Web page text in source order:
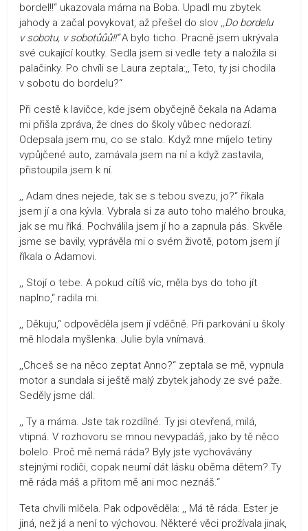
bordel!!“ ukazovala máma na Boba. Upadl mu zbytek
jahody a začal povykovat, až přešel do slov ,,Do bordelu
v sobotu, v sobotůůů!!“A bylo ticho. Pracně jsem ukrývala
své cukající koutky. Sedla jsem si vedle tety a naložila si
palačinky. Po chvíli se Laura zeptala:,, Teto, ty jsi chodila
v sobotu do bordelu?“
Při cestě k lavičce, kde jsem obyčejně čekala na Adama
mi přišla zpráva, že dnes do školy vůbec nedorazí.
Odepsala jsem mu, co se stalo. Když mne míjelo tetiny
vypůjčené auto, zamávala jsem na ní a když zastavila,
přistoupila jsem k ní.
,, Adam dnes nejede, tak se s tebou svezu, jo?“ říkala
jsem jí a ona kývla. Vybrala si za auto toho malého brouka,
jak se mu říká. Pochválila jsem jí ho a zapnula pás. Skvěle
jsme se bavily, vyprávěla mi o svém životě, potom jsem jí
říkala o Adamovi.
,, Stojí o tebe. A pokud cítíš víc, měla bys do toho jít
naplno,“ radila mi.
,, Děkuju,“ odpověděla jsem jí vděčně. Při parkování u školy
mě hlodala myšlenka. Julie byla vnímavá.
,,Chceš se na něco zeptat Anno?“ zeptala se mě, vypnula
motor a sundala si ještě malý zbytek jahody ze své paže.
Seděly jsme dál.
,, Ty a máma. Jste tak rozdílné. Ty jsi otevřená, milá,
vtipná. V rozhovoru se mnou nevypadáš, jako by tě něco
bolelo. Proč mě nemá ráda? Byly jste vychovávány
stejnými rodiči, copak neumí dát lásku oběma dětem? Ty
mě ráda máš a přitom mě ani moc neznáš.“
Teta chvíli mlčela. Pak odpověděla: ,, Má tě ráda. Ester je
jiná, než já a není to výchovou. Některé věci prožívala jinak,